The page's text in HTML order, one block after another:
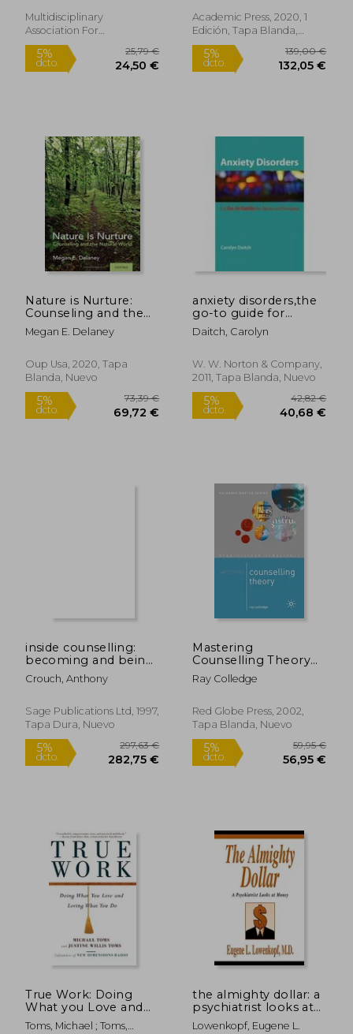
Multidisciplinary
Association For
Psychedelic, Tapa Blanda,
Nuevo
5%
dcto.
Academic Press, 2020, 1
Edición, Tapa Blanda,
Nuevo
5%
dcto.
Nature is Nurture:
Counseling and the
Natural World (en
Inglés)
Megan E. Delaney
Oup Usa, 2020, Tapa
Blanda, Nuevo
anxiety disorders,the
go-to guide for
clients and therapists
(en Inglés)
Daitch, Carolyn
W. W. Norton & Company,
2011, Tapa Blanda, Nuevo
inside counselling:
becoming and being
a professional
counsellor (en Inglés)
Crouch, Anthony
Sage Publications Ltd, 1997,
Tapa Dura, Nuevo
Mastering
Counselling Theory
(en Inglés)
Ray Colledge
Red Globe Press, 2002,
Tapa Blanda, Nuevo
True Work: Doing
What you Love and
Loving What you do
Toms, Michael ; Toms,
the almighty dollar: a
psychiatrist looks at
money (en Inglés)
Lowenkopf, Eugene L.